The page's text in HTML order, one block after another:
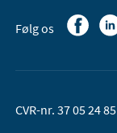
Følg os
CVR-nr. 37 05 24 85